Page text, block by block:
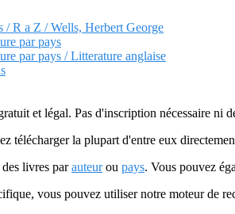
/ R a Z / Wells, Herbert George
par pays
par pays / Litterature anglaise
et légal. Pas d'inscription nécessaire ni
télécharger la plupart d'entre eux
livres parauteurou pays. Vous pouvez
vous pouvez utiliser notre moteur de